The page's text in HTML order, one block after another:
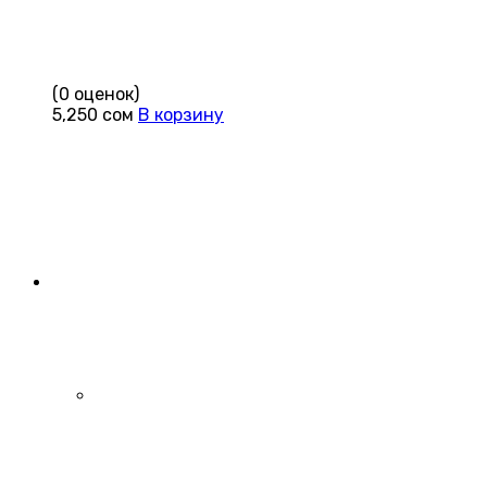
(0 оценок)
5,250 сом В корзину